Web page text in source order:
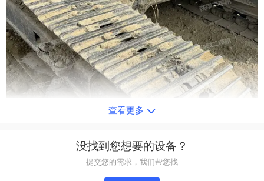
查看更多
没找到您想要的设备？
提交您的需求，我们帮您找